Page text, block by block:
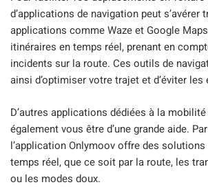
d’applications de navigation peut s’avérer
applications comme Waze et Google
itinéraires en temps réel, prenant en
incidents sur la route. Ces outils de
ainsi d’optimiser votre trajet et d’éviter
D’autres applications dédiées à la
également vous être d’une grande aide.
l’application Onlymoov offre des
temps réel, que ce soit par la route, les
ou les modes doux.